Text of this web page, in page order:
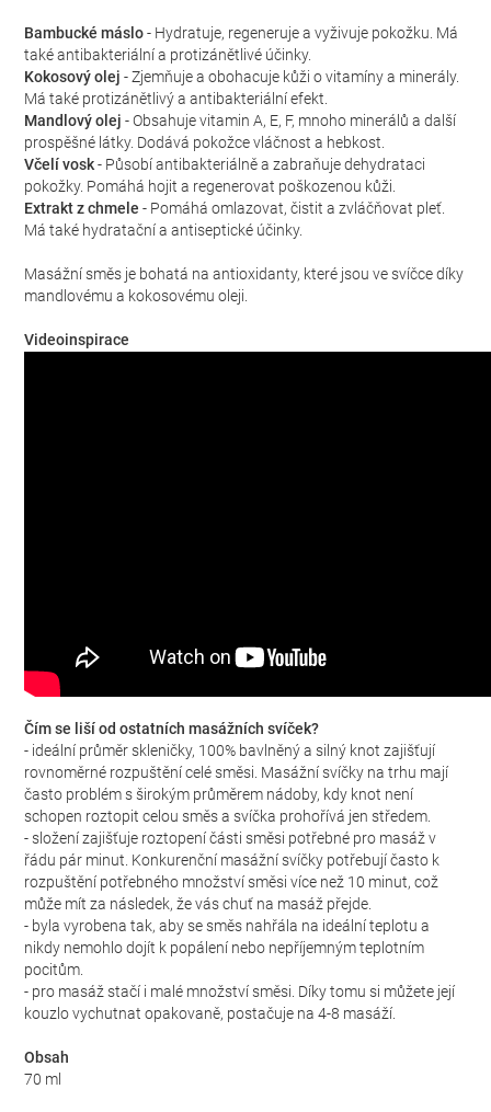
Bambucké máslo- Hydratuje, regeneruje a vyživuje pokožku. Má
také antibakteriální a protizánětlivé účinky.
Kokosový olej - Zjemňuje a obohacuje kůži o vitamíny a minerály.
Má také protizánětlivý a antibakteriální efekt.
Mandlový olej - Obsahuje vitamin A, E, F, mnoho minerálů a další
prospěšné látky. Dodává pokožce vláčnost a hebkost.
Včelí vosk- Působí antibakteriálně a zabraňuje dehydrataci
pokožky. Pomáhá hojit a regenerovat poškozenou kůži.
Extrakt z chmele - Pomáhá omlazovat, čistit a zvláčňovat pleť.
Má také hydratační a antiseptické účinky.
Masážní směs je bohatá na antioxidanty, které jsou ve svíčce díky
mandlovému a kokosovému oleji.
Videoinspirace
Čím se liší od ostatních masážních svíček?
- ideální průměr skleničky, 100% bavlněný a silný knot zajišťují
rovnoměrné rozpuštění celé směsi. Masážní svíčky na trhu mají
často problém s širokým průměrem nádoby, kdy knot není
schopen roztopit celou směs a svíčka prohořívá jen středem.
- složení zajišťuje roztopení části směsi potřebné pro masáž v
řádu pár minut. Konkurenční masážní svíčky potřebují často k
rozpuštění potřebného množství směsi více než 10 minut, což
může mít za následek, že vás chuť na masáž přejde.
- byla vyrobena tak, aby se směs nahřála na ideální teplotu a
nikdy nemohlo dojít k popálení nebo nepříjemným teplotním
pocitům.
- pro masáž stačí i malé množství směsi. Díky tomu si můžete její
kouzlo vychutnat opakovaně, postačuje na 4-8 masáží.
Obsah
70 ml